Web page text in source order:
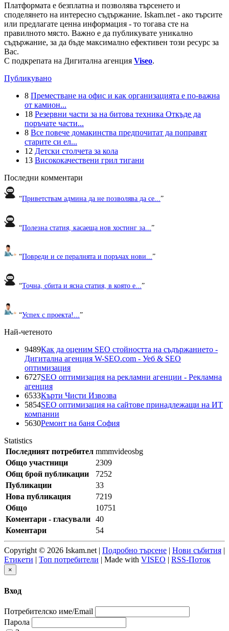
Платформата е безплатна и позволява търсенето и
споделянето на интересно съдържание. Iskam.net - ако търсите
или предлагате ценна информация - то тогава сте на
правилното място. Важно е да публикувате уникално
съдържание, за да бъде максимално ефективен този ресурс за
Вас.
С подкрепата на Дигитална агенция Viseo.
Публикувано
8 Преместване на офис и как организацията е по-важна
от камион...
18 Резервни части за на битова техника Откъде да
поръчате части...
8 Все повече домакинства предпочитат да поправят
старите си ел...
12 Детски столчета за кола
13 Висококачествени грил тигани
Последни комментари
“Приветствам админа да не позволява да се... ”
“Полезна статия, касаеща нов хостинг за... ”
“Повреди и се пералнята и поръчах нови...”
“Точна, сбита и ясна статия, в която е...”
“Успех с проекта!... ”
Най-четеното
9489Как да оценим SEO стойността на съдържанието -
Дигитална агенция W-SEO.com - Уеб & SEO
оптимизация
6727SEO оптимизация на рекламни агенции - Рекламна
агенция
6533Кърти Чисти Извозва
5854SEO оптимизация на сайтове принадлежащи на ИТ
компании
5630Ремонт на баня София
Statistics
Последният потребител mmmvideosbg
Общо участници
2309
Общ брой публикации
7252
Публикации
33
Нова публикация
7219
Общо
10751
Коментари - гласували 40
Коментари
54
Copyright © 2026 Iskam.net | Подробно търсене | Нови събития |
Етикети | Топ потребители | Made with VISEO | RSS-Поток
×
Вход
Потребителско име/Email
Парола